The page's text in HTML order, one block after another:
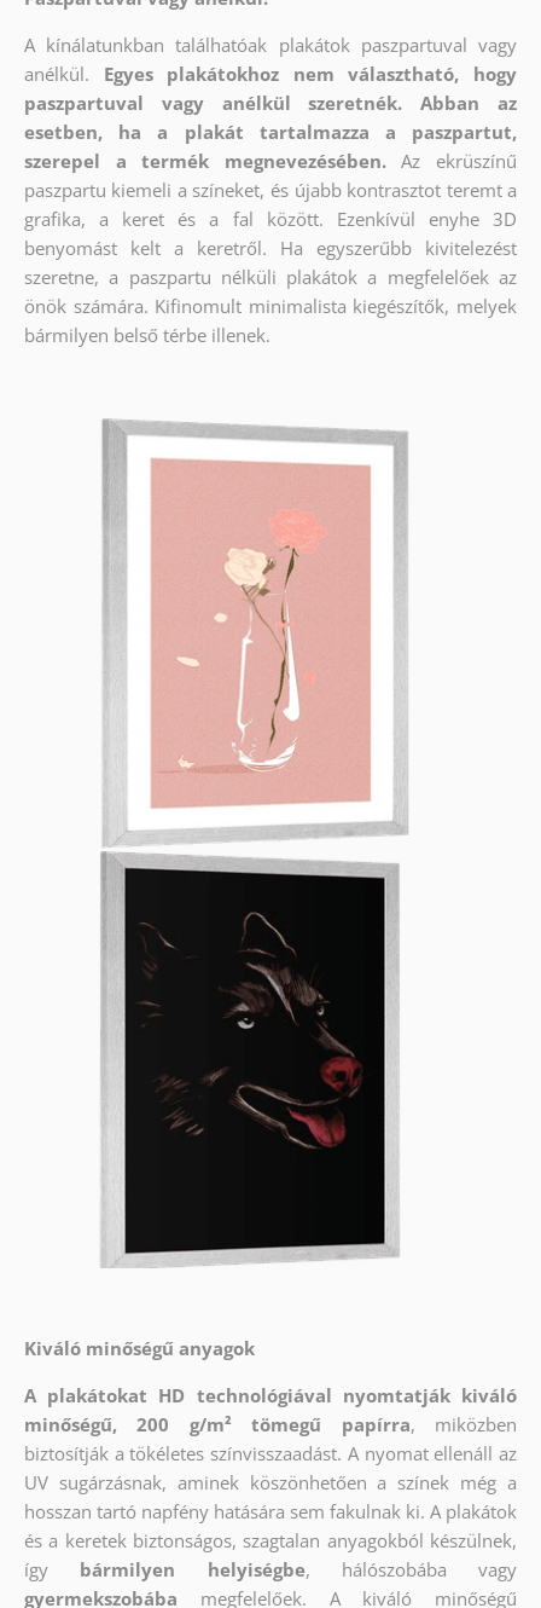
A kínálatunkban találhatóak plakátok paszpartuval vagy
anélkül.
Egyes plakátokhoz nem választható, hogy
paszpartuval vagy anélkül szeretnék. Abban az
esetben, ha a plakát tartalmazza a paszpartut,
szerepel a termék megnevezésében.
Az ekrüszínű
paszpartu kiemeli a színeket, és újabb kontrasztot teremt a
grafika, a keret és a fal között. Ezenkívül enyhe 3D
benyomást kelt a keretről. Ha egyszerűbb kivitelezést
szeretne, a paszpartu nélküli plakátok a megfelelőek az
önök számára. Kifinomult minimalista kiegészítők, melyek
bármilyen belső térbe illenek.
Kiváló minőségű anyagok
A plakátokat HD technológiával nyomtatják kiváló
minőségű, 200 g/m² tömegű papírra, miközben
biztosítják a tökéletes színvisszaadást. A nyomat ellenáll az
UV sugárzásnak, aminek köszönhetően a színek még a
hosszan tartó napfény hatására sem fakulnak ki. A plakátok
és a keretek biztonságos, szagtalan anyagokból készülnek,
így
bármilyen helyiségbe, hálószobába vagy
gyermekszobába
megfelelőek. A kiváló minőségű